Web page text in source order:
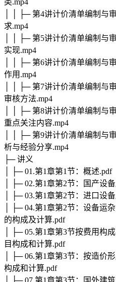
类.mp4
│ │ ├─ 第4讲计价清单编制与
求.mp4
│ │ ├─ 第5讲计价清单编制与
实现.mp4
│ │ ├─ 第6讲计价清单编制与
作用.mp4
│ │ ├─ 第7讲计价清单编制与
审核方法.mp4
│ │ ├─ 第8讲计价清单编制与
重点关注内容.mp4
│ │ ├─ 第9讲计价清单编制与
析与经验分享.mp4
├─ 讲义
│ ├─ 01.第1章第1节：概述.pdf
│ ├─ 02.第1章第2节：国产设
│ ├─ 03.第1章第2节：进口设
│ ├─ 04.第1章第2节：设备运
的构成及计算.pdf
│ ├─ 05.第1章第3节按费用构
目构成和计算.pdf
│ ├─ 06.第1章第3节：按造价
构成和计算.pdf